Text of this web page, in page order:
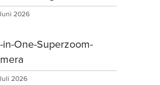
2026
in-One-Superzoom-
2026